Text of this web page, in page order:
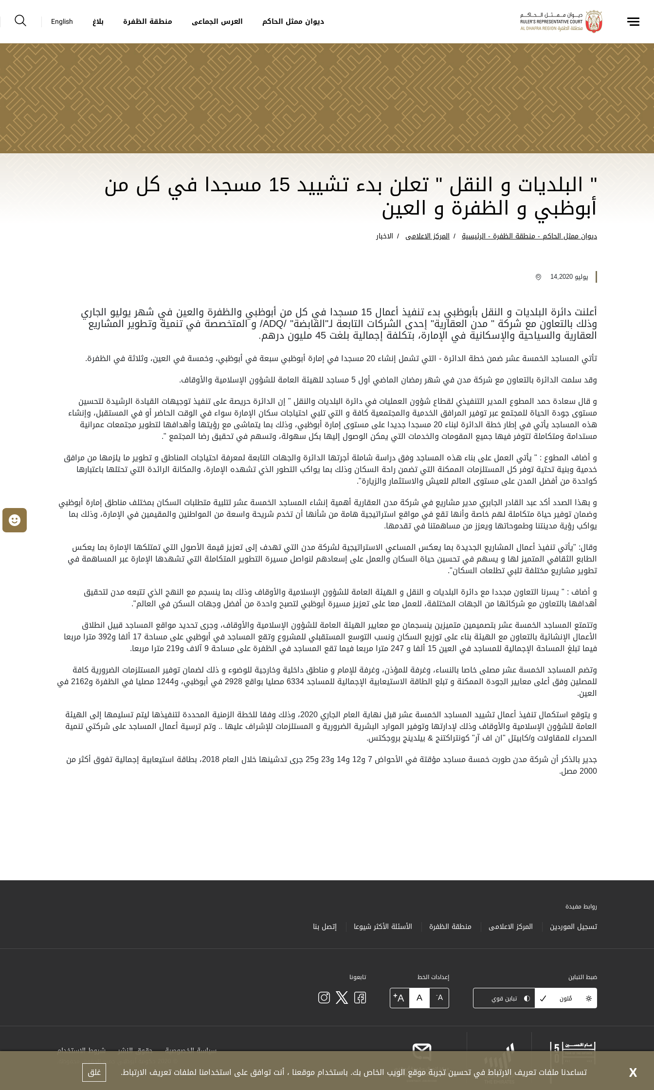
ديوان ممثل الحاكم العرس الجماعى منطقة الظفرة بلاغ English
" البلديات و النقل " تعلن بدء تشييد 15 مسجدا في كل من
أبوظبي و الظفرة و العين
ديوان ممثل الحاكم - منطقة الظفرة - الرئيسية المركز الاعلامى الاخبار
يوليو 14,2020
أعلنت دائرة البلديات و النقل بأبوظبي بدء تنفيذ أعمال 15 مسجدا في كل من أبوظبي والظفرة والعين في شهر يوليو الجاري
وذلك بالتعاون مع شركة " مدن العقارية" إحدى الشركات التابعة لـ"القابضة" /ADQ/ و المتخصصة في تنمية وتطوير المشاريع
العقارية والسياحية والإسكانية في الإمارة، بتكلفة إجمالية بلغت 45 مليون درهم.
تأتي المساجد الخمسة عشر ضمن خطة الدائرة - التي تشمل إنشاء 20 مسجدا في إمارة أبوظبي سبعة في أبوظبي، وخمسة في العين، وثلاثة في الظفرة.
وقد سلمت الدائرة بالتعاون مع شركة مدن في شهر رمضان الماضي أول 5 مساجد للهيئة العامة للشؤون الإسلامية والأوقاف.
و قال سعادة حمد المطوع المدير التنفيذي لقطاع شؤون العمليات في دائرة البلديات والنقل " إن الدائرة حريصة على تنفيذ توجيهات القيادة الرشيدة لتحسين
مستوى جودة الحياة للمجتمع عبر توفير المرافق الخدمية والمجتمعية كافة و التي تلبي احتياجات سكان الإمارة سواء في الوقت الحاضر أو في المستقبل، وإنشاء
هذه المساجد يأتي في إطار خطة الدائرة لبناء 20 مسجدا جديدا على مستوى إمارة أبوظبي، وذلك بما يتماشى مع رؤيتها وأهدافها لتطوير مجتمعات عمرانية
مستدامة ومتكاملة تتوفر فيها جميع المقومات والخدمات التي يمكن الوصول إليها بكل سهولة، وتسهم في تحقيق رضا المجتمع ".
و أضاف المطوع : " يأتي العمل على بناء هذه المساجد وفق دراسة شاملة أجرتها الدائرة والجهات التابعة لمعرفة احتياجات المناطق و تطوير ما يلزمها من مرافق
خدمية وبنية تحتية توفر كل المستلزمات الممكنة التي تضمن راحة السكان وذلك بما يواكب التطور الذي تشهده الإمارة، والمكانة الرائدة التي تحتلها باعتبارها
كواحدة من أفضل المدن على مستوى العالم للعيش والاستثمار والزيارة".
و بهذا الصدد أكد عبد القادر الجابري مدير مشاريع في شركة مدن العقارية أهمية إنشاء المساجد الخمسة عشر لتلبية متطلبات السكان بمختلف مناطق إمارة أبوظبي
وضمان توفير حياة متكاملة لهم خاصة وأنها تقع في مواقع استراتيجية هامة من شأنها أن تخدم شريحة واسعة من المواطنين والمقيمين في الإمارة، وذلك بما
يواكب رؤية مدينتنا وطموحاتها ويعزز من مساهمتنا في تقدمها.
وقال: "يأتي تنفيذ أعمال المشاريع الجديدة بما يعكس المساعي الاستراتيجية لشركة مدن التي تهدف إلى تعزيز قيمة الأصول التي تمتلكها الإمارة بما يعكس
الطابع الثقافي المتميز لها و يسهم في تحسين حياة السكان والعمل على إسعادهم لنواصل مسيرة التطوير المتكاملة التي تشهدها الإمارة عبر المساهمة في
تطوير مشاريع مختلفة تلبي تطلعات السكان".
و أضاف : " يسرنا التعاون مجددا مع دائرة البلديات و النقل و الهيئة العامة للشؤون الإسلامية والأوقاف وذلك بما ينسجم مع النهج الذي تتبعه مدن لتحقيق
أهدافها بالتعاون مع شركائها من الجهات المختلفة، للعمل معا على تعزيز مسيرة أبوظبي لتصبح واحدة من أفضل وجهات السكن في العالم".
وتتمتع المساجد الخمسة عشر بتصميمين متميزين ينسجمان مع معايير الهيئة العامة للشؤون الإسلامية والأوقاف، وجرى تحديد مواقع المساجد قبيل انطلاق
الأعمال الإنشائية بالتعاون مع الهيئة بناء على توزيع السكان ونسب التوسع المستقبلي للمشروع وتقع المساجد في أبوظبي على مساحة 17 ألفا و392 مترا مربعا
فيما تبلغ المساحة الإجمالية للمساجد في العين 15 ألفا و 247 مترا مربعا فيما تقع المساجد في الظفرة على مساحة 9 آلاف و219 مترا مربعا.
وتضم المساجد الخمسة عشر مصلى خاصا بالنساء، وغرفة للمؤذن، وغرفة للإمام و مناطق داخلية وخارجية للوضوء و ذلك لضمان توفير المستلزمات الضرورية كافة
للمصلين وفق أعلى معايير الجودة الممكنة و تبلع الطاقة الاستيعابية الإجمالية للمساجد 6334 مصليا بواقع 2928 في أبوظبي، و1244 مصليا في الظفرة و2162 في
العين.
و يتوقع استكمال تنفيذ أعمال تشييد المساجد الخمسة عشر قبل نهاية العام الجاري 2020، وذلك وفقا للخطة الزمنية المحددة لتنفيذها ليتم تسليمها إلى الهيئة
العامة للشؤون الإسلامية والأوقاف وذلك لإدارتها وتوفير الموارد البشرية الضرورية و المستلزمات للإشراف عليها .. وتم ترسية أعمال المساجد على شركتي تنمية
الصحراء للمقاولات و/كابيتل "ان اف آر" كونتراكتنج & بيلدينج بروجكتس.
جدير بالذكر أن شركة مدن طورت خمسة مساجد مؤقتة في الأحواض 7 و12 و14 و23 و25 جرى تدشينها خلال العام 2018، بطاقة استيعابية إجمالية تفوق أكثر من
2000 مصل.
روابط مفيدة
تسجيل الموردين المركز الاعلامى منطقة الظفرة الأسئلة الأكثر شيوعا إتصل بنا
ضبط التباين
مُلون
تباين قوي
إعدادات الخط
A
-
A
A
+
تابعونا
سياسة الخصوصية حقوق النشر شروط الاستخدام
X تساعدنا ملفات تعريف الارتباط في تحسين تجربة موقع الويب الخاص بك. باستخدام موقعنا ، أنت توافق على استخدامنا لملفات تعريف الارتباط. غلق